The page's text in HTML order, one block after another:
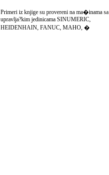
Primeri iz knjige su provereni na ma�inama sa
upravlja?kim jedinicama SINUMERIC,
HEIDENHAIN, FANUC, MAHO, �